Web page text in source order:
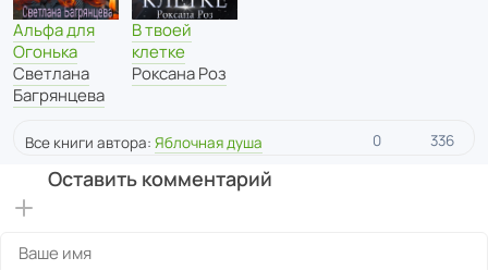
Альфа для
Огонька
Светлана
Багрянцева
В твоей
клетке
Роксана Роз
Все книги автора: Яблочная душа 0 336
Оставить комментарий